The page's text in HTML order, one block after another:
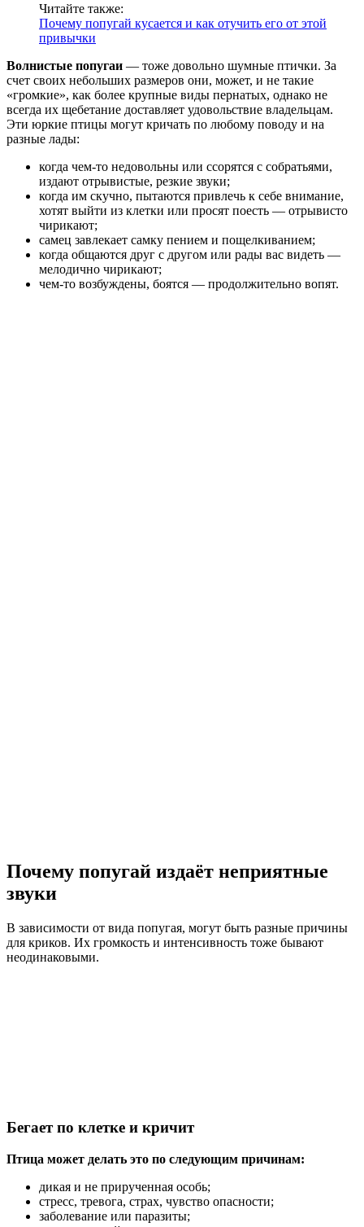
Читайте также:
Почему попугай кусается и как отучить его от этой
привычки
Волнистые попугаи — тоже довольно шумные птички. За
счет своих небольших размеров они, может, и не такие
«громкие», как более крупные виды пернатых, однако не
всегда их щебетание доставляет удовольствие владельцам.
Эти юркие птицы могут кричать по любому поводу и на
разные лады:
когда чем-то недовольны или ссорятся с собратьями,
издают отрывистые, резкие звуки;
когда им скучно, пытаются привлечь к себе внимание,
хотят выйти из клетки или просят поесть — отрывисто
чирикают;
самец завлекает самку пением и пощелкиванием;
когда общаются друг с другом или рады вас видеть —
мелодично чирикают;
чем-то возбуждены, боятся — продолжительно вопят.
Почему попугай издаёт неприятные
звуки
В зависимости от вида попугая, могут быть разные причины
для криков. Их громкость и интенсивность тоже бывают
неодинаковыми.
Бегает по клетке и кричит
Птица может делать это по следующим причинам:
дикая и не прирученная особь;
стресс, тревога, страх, чувство опасности;
заболевание или паразиты;